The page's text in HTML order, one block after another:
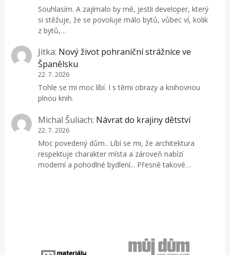
Souhlasím. A zajímalo by mě, jestli developer, který
si stěžuje, že se povoluje málo bytů, vůbec ví, kolik
z bytů,…
Jitka: Nový život pohraniční strážnice ve
Španělsku
22. 7. 2026
Tohle se mi moc líbí. I s těmi obrazy a knihovnou
plnou knih.
Michal Šuliach: Návrat do krajiny dětství
22. 7. 2026
Moc povedený dům.. Líbí se mi, že architektura
respektuje charakter místa a zároveň nabízí
moderní a pohodlné bydlení... Přesně takové…